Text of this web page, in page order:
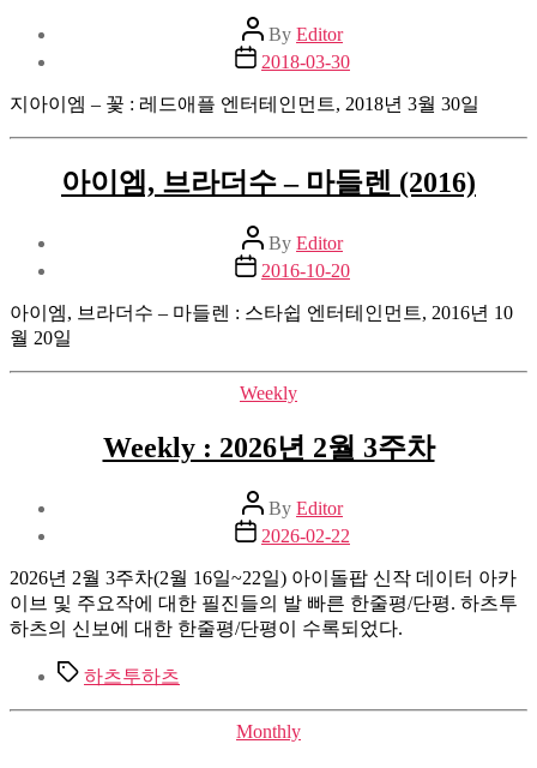
Post
author
By Editor
Post
date
2018-03-30
지아이엠 – 꽃 : 레드애플 엔터테인먼트, 2018년 3월 30일
아이엠, 브라더수 – 마들렌 (2016)
Post
author
By Editor
Post
date
2016-10-20
아이엠, 브라더수 – 마들렌 : 스타쉽 엔터테인먼트, 2016년 10
월 20일
Categories
Weekly
Weekly : 2026년 2월 3주차
Post
author
By Editor
Post
date
2026-02-22
2026년 2월 3주차(2월 16일~22일) 아이돌팝 신작 데이터 아카
이브 및 주요작에 대한 필진들의 발 빠른 한줄평/단평. 하츠투
하츠의 신보에 대한 한줄평/단평이 수록되었다.
Tags하츠투하츠
Categories
Monthly